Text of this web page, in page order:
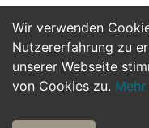
Wir verwenden
Nutzererfahrung zu
unserer Webseite
von Cookies zu.